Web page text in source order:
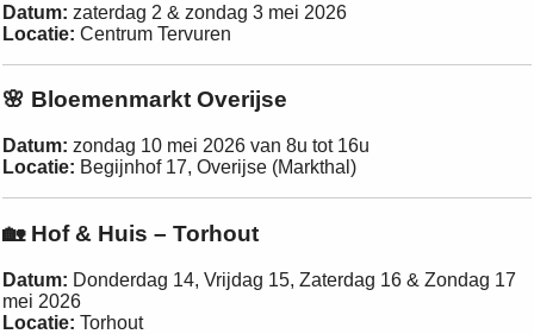
Datum: zaterdag 2 & zondag 3 mei 2026
Locatie: Centrum Tervuren
🌸 Bloemenmarkt Overijse
Datum: zondag 10 mei 2026 van 8u tot 16u
Locatie: Begijnhof 17, Overijse (Markthal)
🏡 Hof & Huis – Torhout
Datum: Donderdag 14, Vrijdag 15, Zaterdag 16 & Zondag 17
mei 2026
Locatie: Torhout